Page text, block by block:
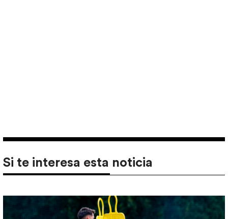
Si te interesa esta noticia